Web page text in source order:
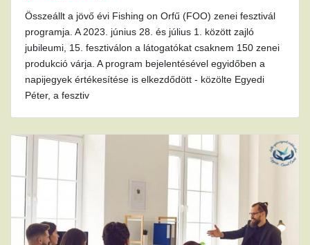
Összeállt a jövő évi Fishing on Orfű (FOO) zenei fesztivál
programja. A 2023. június 28. és július 1. között zajló
jubileumi, 15. fesztiválon a látogatókat csaknem 150 zenei
produkció várja. A program bejelentésével egyidőben a
napijegyek értékesítése is elkezdődött - közölte Egyedi
Péter, a fesztiv